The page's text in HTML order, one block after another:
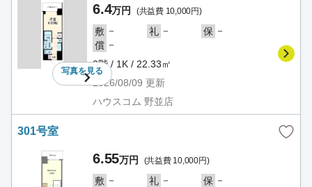
写真を見る
6.4万円 (共益費 10,000円)
敷 － 礼 － 保 －
償 －
2階 / 1K / 22.33㎡
2026/08/09 更新
ハウスコム 野並店
301号室
6.55万円 (共益費 10,000円)
敷 － 礼 － 保 －